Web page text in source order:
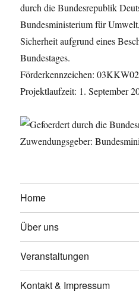
durch die Bundesrepublik
Bundesministerium für
Sicherheit aufgrund eines
Bundestages.
Förderkennzeichen:
Projektlaufzeit: 1. September
Home
Über uns
Veranstaltungen
Kontakt & Impressum